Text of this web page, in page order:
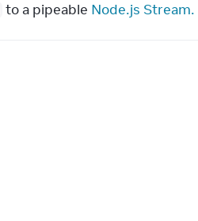
to a pipeable Node.js Stream.